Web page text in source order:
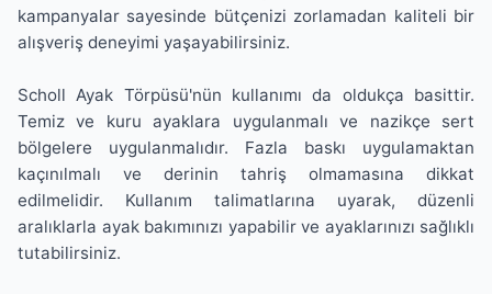
kampanyalar sayesinde bütçenizi zorlamadan kaliteli bir
alışveriş deneyimi yaşayabilirsiniz.
Scholl Ayak Törpüsü'nün kullanımı da oldukça basittir.
Temiz ve kuru ayaklara uygulanmalı ve nazikçe sert
bölgelere uygulanmalıdır. Fazla baskı uygulamaktan
kaçınılmalı ve derinin tahriş olmamasına dikkat
edilmelidir. Kullanım talimatlarına uyarak, düzenli
aralıklarla ayak bakımınızı yapabilir ve ayaklarınızı sağlıklı
tutabilirsiniz.